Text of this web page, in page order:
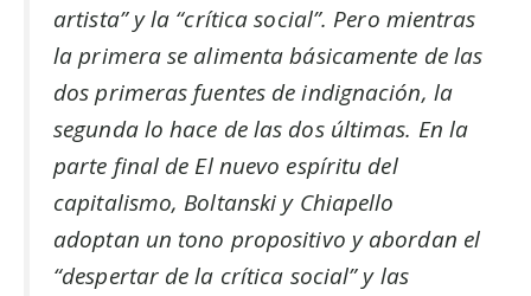
artista” y la “crítica social”. Pero mientras
la primera se alimenta básicamente de las
dos primeras fuentes de indignación, la
segunda lo hace de las dos últimas. En la
parte final de El nuevo espíritu del
capitalismo, Boltanski y Chiapello
adoptan un tono propositivo y abordan el
“despertar de la crítica social” y las